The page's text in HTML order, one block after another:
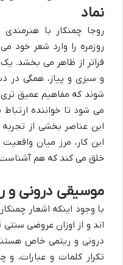
نماد
روجا چمنکار با
روزمره را وارد شعر خود
فراتر از ظاهر می بخشد.
و سبزی و پیاز، همگی در
شوند که مفاهیم عمیق
می شود تا خواننده ارتباط
این عناصر بخشی از
این کار، مرز میان
خلق می کند که هم آشناست
موسیقی درونی و
با وجود اینکه اشعار
اند و از اوزان عروضی
درونی و ریتمی خاص
تکرار کلمات و عبارات،